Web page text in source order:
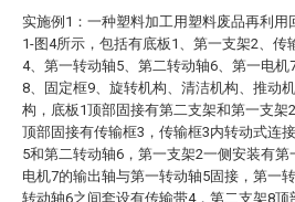
实施例1：一种塑料加工用塑料废品再利用
1-图4所示，包括有底板1、第一支架2、传
4、第一转动轴5、第二转动轴6、第一电机
8、固定框9、旋转机构、清洁机构、推动
构，底板1顶部固接有第二支架和第一支架
顶部固接有传输框3，传输框3内转动式连
5和第二转动轴6，第一支架2一侧安装有第
电机7的输出轴与第一转动轴5固接，第一
转动轴6之间套设有传输带4，第二支架8顶